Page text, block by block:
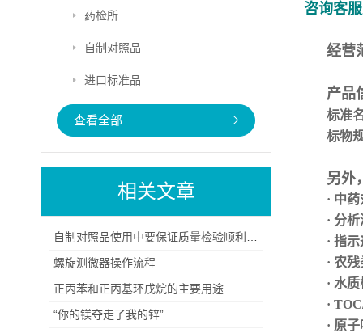
药检所
自制对照品
进口标准品
查看全部
相关文章
螺旋测微器操作流程
正丙苯和正丙基环戊烷的主要用途
“你的镁夺走了我的锌”
咨询客
经营
产品
标准
标物
另外
· 中
· 分
· 指
· 农
· 水
·
· 原